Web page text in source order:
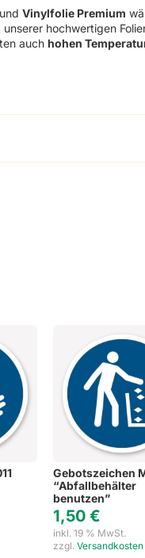
und Vinylfolie Premium
hochwertigen
auch hohen
Gebotszeichen
“Abfallbehälter
benutzen”
1,50€
inkl. 19 % MwSt.
zzgl.Versandkosten